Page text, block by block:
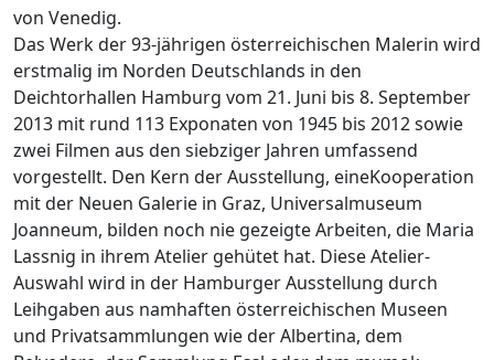
von Venedig.
Das Werk der 93-jährigen österreichischen Malerin wird
erstmalig im Norden Deutschlands in den
Deichtorhallen Hamburg vom 21. Juni bis 8. September
2013 mit rund 113 Exponaten von 1945 bis 2012 sowie
zwei Filmen aus den siebziger Jahren umfassend
vorgestellt. Den Kern der Ausstellung, eineKooperation
mit der Neuen Galerie in Graz, Universalmuseum
Joanneum, bilden noch nie gezeigte Arbeiten, die Maria
Lassnig in ihrem Atelier gehütet hat. Diese Atelier-
Auswahl wird in der Hamburger Ausstellung durch
Leihgaben aus namhaften österreichischen Museen
und Privatsammlungen wie der Albertina, dem